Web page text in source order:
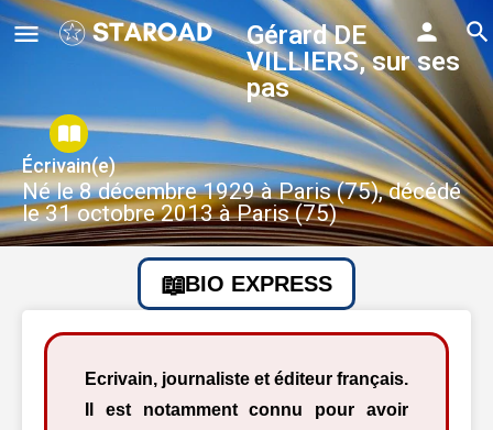
Gérard DE
VILLIERS, sur ses
pas
Écrivain(e)
Né le 8 décembre 1929 à Paris (75), décédé
le 31 octobre 2013 à Paris (75)
BIO EXPRESS
Ecrivain, journaliste et éditeur français.
Il est notamment connu pour avoir